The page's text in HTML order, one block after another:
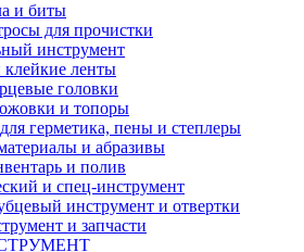
и биты
для прочистки
инструмент
ленты
головки
и топоры
герметика, пены и степлеры
и абразивы
и полив
и спец-инструмент
инструмент и отвертки
и запчасти